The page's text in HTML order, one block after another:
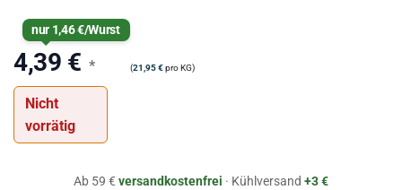
nur 1,46€/Wurst
4,39 € * (21,95€pro KG)
Nicht
vorrätig
Ab 59 € versandkostenfrei · Kühlversand +3 €